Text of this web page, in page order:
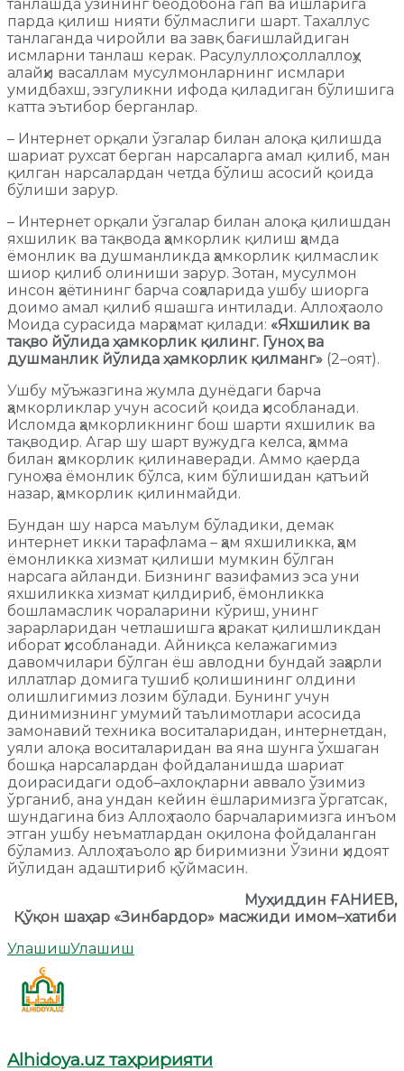
танлашда ўзининг беодобона гап ва ишларига
парда қилиш нияти бўлмаслиги шарт. Тахаллус
танлаганда чиройли ва завқ бағишлайдиган
исмларни танлаш керак. Расулуллоҳ соллаллоҳу
алайҳи васаллам мусулмонларнинг исмлари
умидбахш, эзгуликни ифода қиладиган бўлишига
катта эътибор берганлар.
– Интернет орқали ўзгалар билан алоқа қилишда
шариат рухсат берган нарсаларга амал қилиб, ман
қилган нарсалардан четда бўлиш асосий қоида
бўлиши зарур.
– Интернет орқали ўзгалар билан алоқа қилишдан
яхшилик ва тақвода ҳамкорлик қилиш ҳамда
ёмонлик ва душманликда ҳамкорлик қилмаслик
шиор қилиб олиниши зарур. Зотан, мусулмон
инсон ҳаётининг барча соҳаларида ушбу шиорга
доимо амал қилиб яшашга интилади. Аллоҳ таоло
Моида сурасида марҳамат қилади: «Яхшилик ва
тақво йўлида ҳамкорлик қилинг. Гуноҳ ва
душманлик йўлида ҳамкорлик қилманг» (2–оят).
Ушбу мўъжазгина жумла дунёдаги барча
ҳамкорликлар учун асосий қоида ҳисобланади.
Исломда ҳамкорликнинг бош шарти яхшилик ва
тақводир. Агар шу шарт вужудга келса, ҳамма
билан ҳамкорлик қилинаверади. Аммо қаерда
гуноҳ ва ёмонлик бўлса, ким бўлишидан қатъий
назар, ҳамкорлик қилинмайди.
Бундан шу нарса маълум бўладики, демак
интернет икки тарафлама – ҳам яхшиликка, ҳам
ёмонликка хизмат қилиши мумкин бўлган
нарсага айланди. Бизнинг вазифамиз эса уни
яхшиликка хизмат қилдириб, ёмонликка
бошламаслик чораларини кўриш, унинг
зарарларидан четлашишга ҳаракат қилишликдан
иборат ҳисобланади. Айниқса келажагимиз
давомчилари бўлган ёш авлодни бундай заҳарли
иллатлар домига тушиб қолишининг олдини
олишлигимиз лозим бўлади. Бунинг учун
динимизнинг умумий таълимотлари асосида
замонавий техника воситаларидан, интернетдан,
уяли алоқа воситаларидан ва яна шунга ўхшаган
бошқа нарсалардан фойдаланишда шариат
доирасидаги одоб–ахлоқларни аввало ўзимиз
ўрганиб, ана ундан кейин ёшларимизга ўргатсак,
шундагина биз Аллоҳ таоло барчаларимизга инъом
этган ушбу неъматлардан оқилона фойдаланган
бўламиз. Аллоҳ таъоло ҳар биримизни Ўзини ҳидоят
йўлидан адаштириб қўймасин.
Муҳиддин ҒАНИЕВ,
Қўқон шаҳар «Зинбардор» масжиди имом–хатиби
УлашишУлашиш
Alhidoya.uz таҳририяти